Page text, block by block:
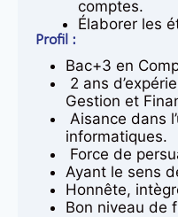
comptes.
Élaborer les
Profil :
Bac+3 en
2 ans
Gestion et
Aisance dans
informatiques.
Force de
Ayant le sens
Honnête,
Bon niveau de